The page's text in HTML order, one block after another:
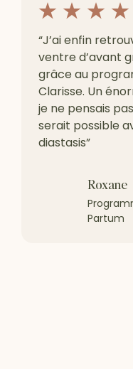
“J’ai enfin
ventre d’avant
grâce au
Clarisse. Un
je ne pensais
serait possible
diastasis”
Roxane
Partum